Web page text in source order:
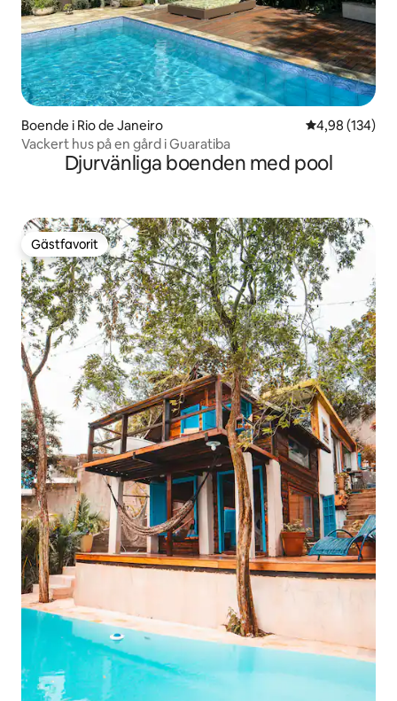
Boende i Rio de Janeiro 4,98 av 5 i
4,98 (134)
Vackert hus på en gård i Guaratiba
Djurvänliga boenden med pool
Gästfavorit
Gästfavorit